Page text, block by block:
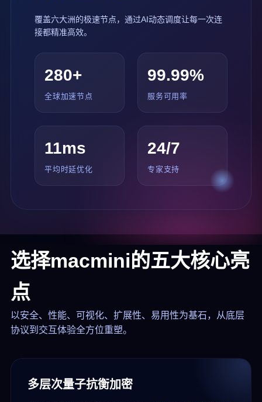
覆盖六大洲的极速节点，通过AI动态调度让每一次连
接都精准高效。
280+
全球加速节点
99.99%
服务可用率
11ms
平均时延优化
24/7
专家支持
选择macmini的五大核心亮
点
以安全、性能、可视化、扩展性、易用性为基石，从底层
协议到交互体验全方位重塑。
多层次量子抗衡加密